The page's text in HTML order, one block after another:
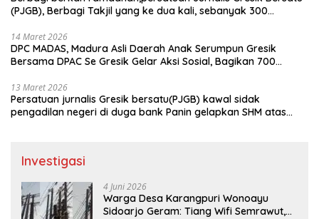
(PJGB), Berbagi Takjil yang ke dua kali, sebanyak 300
14 Maret 2026
DPC MADAS, Madura Asli Daerah Anak Serumpun Gresik
Bersama DPAC Se Gresik Gelar Aksi Sosial, Bagikan 700
13 Maret 2026
Persatuan jurnalis Gresik bersatu(PJGB) kawal sidak
pengadilan negeri di duga bank Panin gelapkan SHM atas
Investigasi
4 Juni 2026
Warga Desa Karangpuri Wonoayu
Sidoarjo Geram: Tiang Wifi Semrawut,